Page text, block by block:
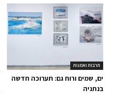
תרבות ואמנות
ים, שמים ורוח גם: תערוכה חדשה
בנתניה